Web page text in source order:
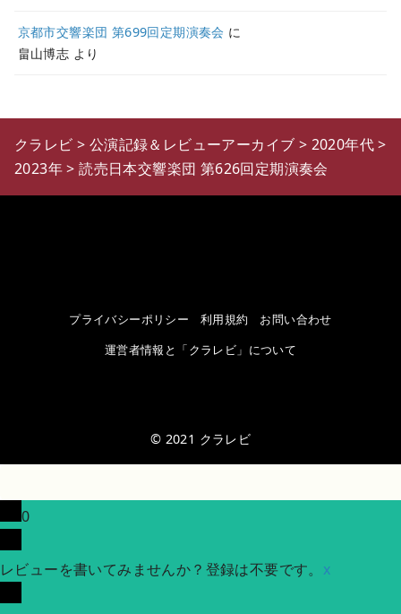
京都市交響楽団 第699回定期演奏会 に
畠山博志 より
クラレビ > 公演記録＆レビューアーカイブ > 2020年代>
2023年>読売日本交響楽団 第626回定期演奏会
プライバシーポリシー 利用規約
お問い合わせ
運営者情報と「クラレビ」について
© 2021 クラレビ
0
レビューを書いてみませんか？登録は不要です。 x